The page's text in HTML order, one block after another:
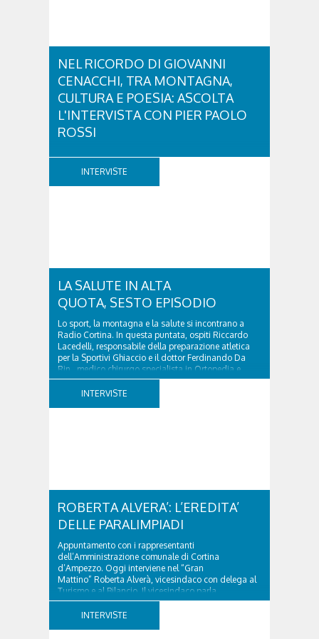
NEL RICORDO DI GIOVANNI
CENACCHI, TRA MONTAGNA,
CULTURA E POESIA: ASCOLTA
L'INTERVISTA CON PIER PAOLO
ROSSI
ha lasciato un segno profondo nel mondo della
montagna e della cultura. Scrittore, alpinista,
INTERVISTE
LA SALUTE IN ALTA
QUOTA, SESTO EPISODIO
Lo sport, la montagna e la salute si incontrano a
Radio Cortina. In questa puntata, ospiti Riccardo
Lacedelli, responsabile della preparazione atletica
per la Sportivi Ghiaccio e il dottor Ferdinando Da
Rin, medico chirurgo specialista in Ortopedia e
Traumatologia di Ospedale Cortina. GVM...
INTERVISTE
ROBERTA ALVERA’: L’EREDITA’
DELLE PARALIMPIADI
Appuntamento con i rappresentanti
dell’Amministrazione comunale di Cortina
d’Ampezzo. Oggi interviene nel “Gran
Mattino” Roberta Alverà, vicesindaco con delega al
Turismo e al Bilancio. Il vicesindaco parla
dell'eredità delle Paralimpiadi Milano Cortina 2026,
di accessibilità e di come...
INTERVISTE